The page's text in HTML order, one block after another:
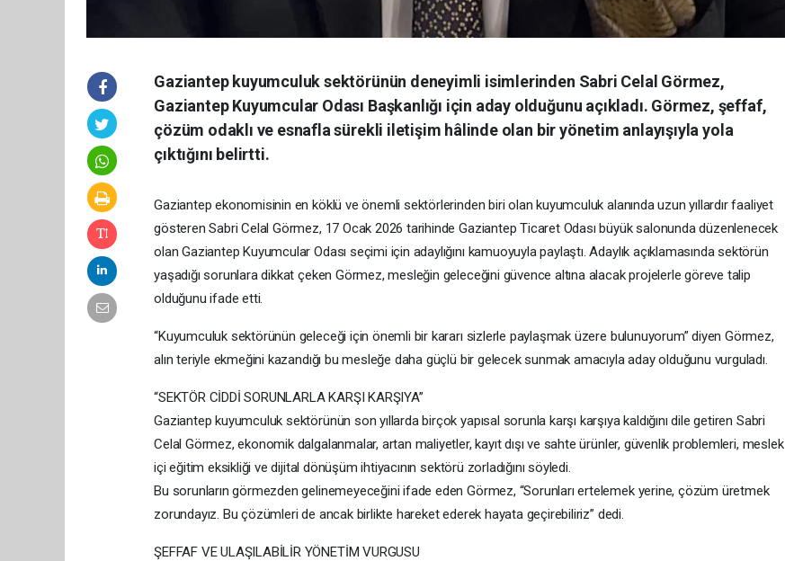
Gaziantep kuyumculuk sektörünün deneyimli isimlerinden Sabri Celal Görmez,
Gaziantep Kuyumcular Odası Başkanlığı için aday olduğunu açıkladı. Görmez, şeffaf,
çözüm odaklı ve esnafla sürekli iletişim hâlinde olan bir yönetim anlayışıyla yola
çıktığını belirtti.
Gaziantep ekonomisinin en köklü ve önemli sektörlerinden biri olan kuyumculuk alanında uzun yıllardır faaliyet
gösteren Sabri Celal Görmez, 17 Ocak 2026 tarihinde Gaziantep Ticaret Odası büyük salonunda düzenlenecek
olan Gaziantep Kuyumcular Odası seçimi için adaylığını kamuoyuyla paylaştı. Adaylık açıklamasında sektörün
yaşadığı sorunlara dikkat çeken Görmez, mesleğin geleceğini güvence altına alacak projelerle göreve talip
olduğunu ifade etti.
“Kuyumculuk sektörünün geleceği için önemli bir kararı sizlerle paylaşmak üzere bulunuyorum” diyen Görmez,
alın teriyle ekmeğini kazandığı bu mesleğe daha güçlü bir gelecek sunmak amacıyla aday olduğunu vurguladı.
“SEKTÖR CİDDİ SORUNLARLA KARŞI KARŞIYA”
Gaziantep kuyumculuk sektörünün son yıllarda birçok yapısal sorunla karşı karşıya kaldığını dile getiren Sabri
Celal Görmez, ekonomik dalgalanmalar, artan maliyetler, kayıt dışı ve sahte ürünler, güvenlik problemleri, meslek
içi eğitim eksikliği ve dijital dönüşüm ihtiyacının sektörü zorladığını söyledi.
Bu sorunların görmezden gelinemeyeceğini ifade eden Görmez, “Sorunları ertelemek yerine, çözüm üretmek
zorundayız. Bu çözümleri de ancak birlikte hareket ederek hayata geçirebiliriz” dedi.
ŞEFFAF VE ULAŞILABİLİR YÖNETİM VURGUSU